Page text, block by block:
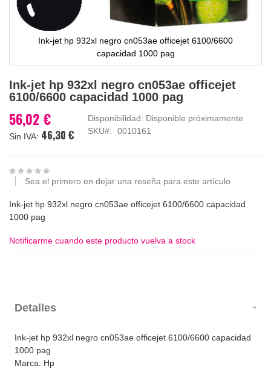
Ink-jet hp 932xl negro cn053ae officejet 6100/6600
capacidad 1000 pag
al
comienzo
la
galería
Ink-jet hp 932xl negro cn053ae officejet
6100/6600 capacidad 1000 pag
56,02 €
46,30 €
Disponibilidad: Disponible próximamente
SKU
0010161
Sea el primero en dejar una reseña para este artículo
Ink-jet hp 932xl negro cn053ae officejet 6100/6600 capacidad
1000 pag
Notificarme cuando este producto vuelva a stock
Detalles
Ink-jet hp 932xl negro cn053ae officejet 6100/6600 capacidad
1000 pag
Marca: Hp